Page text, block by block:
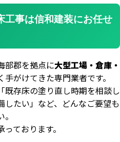
工事は信和建装にお任せ
部郡を拠点に大型工場・倉庫・
手がけてきた専門業者です。
既存床の塗り直し時期を相談し
したい」など、どんなご要望も
っております。